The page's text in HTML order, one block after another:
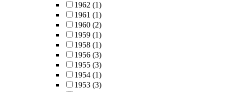
1962 (1)
1961 (1)
1960 (2)
1959 (1)
1958 (1)
1956 (3)
1955 (3)
1954 (1)
1953 (3)